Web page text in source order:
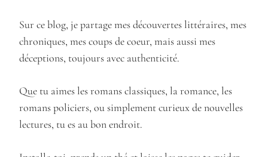
Sur ce blog, je partage mes découvertes littéraires, mes
chroniques, mes coups de coeur, mais aussi mes
déceptions, toujours avec authenticité.
Que tu aimes les romans classiques, la romance, les
romans policiers, ou simplement curieux de nouvelles
lectures, tu es au bon endroit.